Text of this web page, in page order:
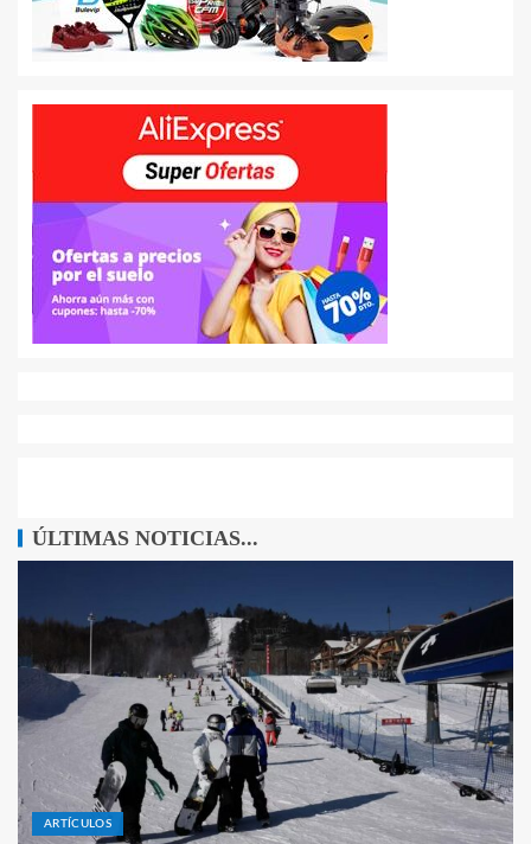
ÚLTIMAS NOTICIAS...
ARTÍCULOS